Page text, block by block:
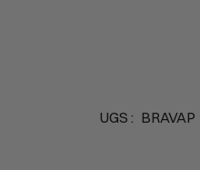
UGS : BRAVAP